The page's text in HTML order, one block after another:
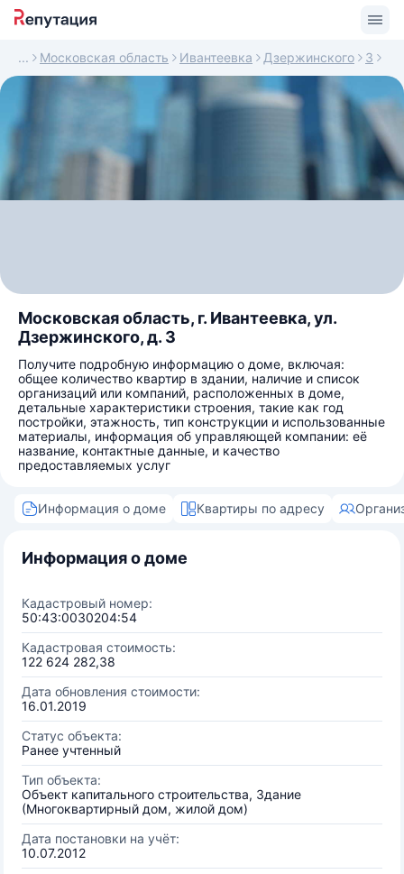
Московская область Ивантеевка Дзержинского 3
Московская область, г. Ивантеевка, ул.
Дзержинского, д. 3
Получите подробную информацию о доме, включая:
общее количество квартир в здании, наличие и список
организаций или компаний, расположенных в доме,
детальные характеристики строения, такие как год
постройки, этажность, тип конструкции и использованные
материалы, информация об управляющей компании: её
название, контактные данные, и качество
предоставляемых услуг
Информация о доме Квартиры по адресу
Информация о доме
Кадастровый номер:
50:43:0030204:54
Кадастровая стоимость:
122 624 282,38
Дата обновления стоимости:
16.01.2019
Статус объекта:
Ранее учтенный
Тип объекта:
Объект капитального строительства, Здание
(Многоквартирный дом, жилой дом)
Дата постановки на учёт:
10.07.2012